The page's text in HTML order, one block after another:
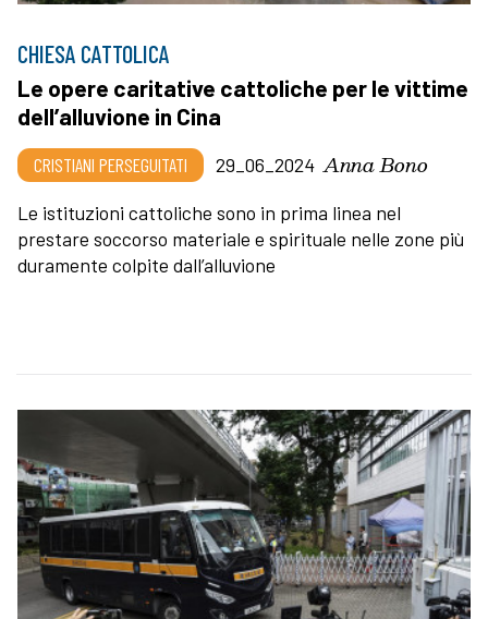
CHIESA CATTOLICA
Le opere caritative cattoliche per le vittime
dell’alluvione in Cina
CRISTIANI PERSEGUITATI 29_06_2024 Anna Bono
Le istituzioni cattoliche sono in prima linea nel
prestare soccorso materiale e spirituale nelle zone più
duramente colpite dall’alluvione